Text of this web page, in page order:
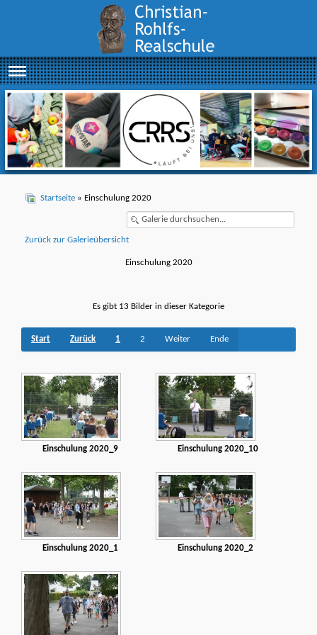
Startseite » Einschulung 2020
Zurück zur Galerieübersicht
Einschulung 2020
Es gibt 13 Bilder in dieser Kategorie
Start Zurück 1 2 Weiter Ende
Einschulung 2020_9 Einschulung 2020_10
Einschulung 2020_1 Einschulung 2020_2